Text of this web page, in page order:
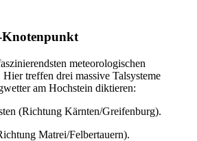
meteorologischen
treffen drei massive Talsysteme
am Hochstein diktieren:
(Richtung Kärnten/Greifenburg).
Matrei/Felbertauern).